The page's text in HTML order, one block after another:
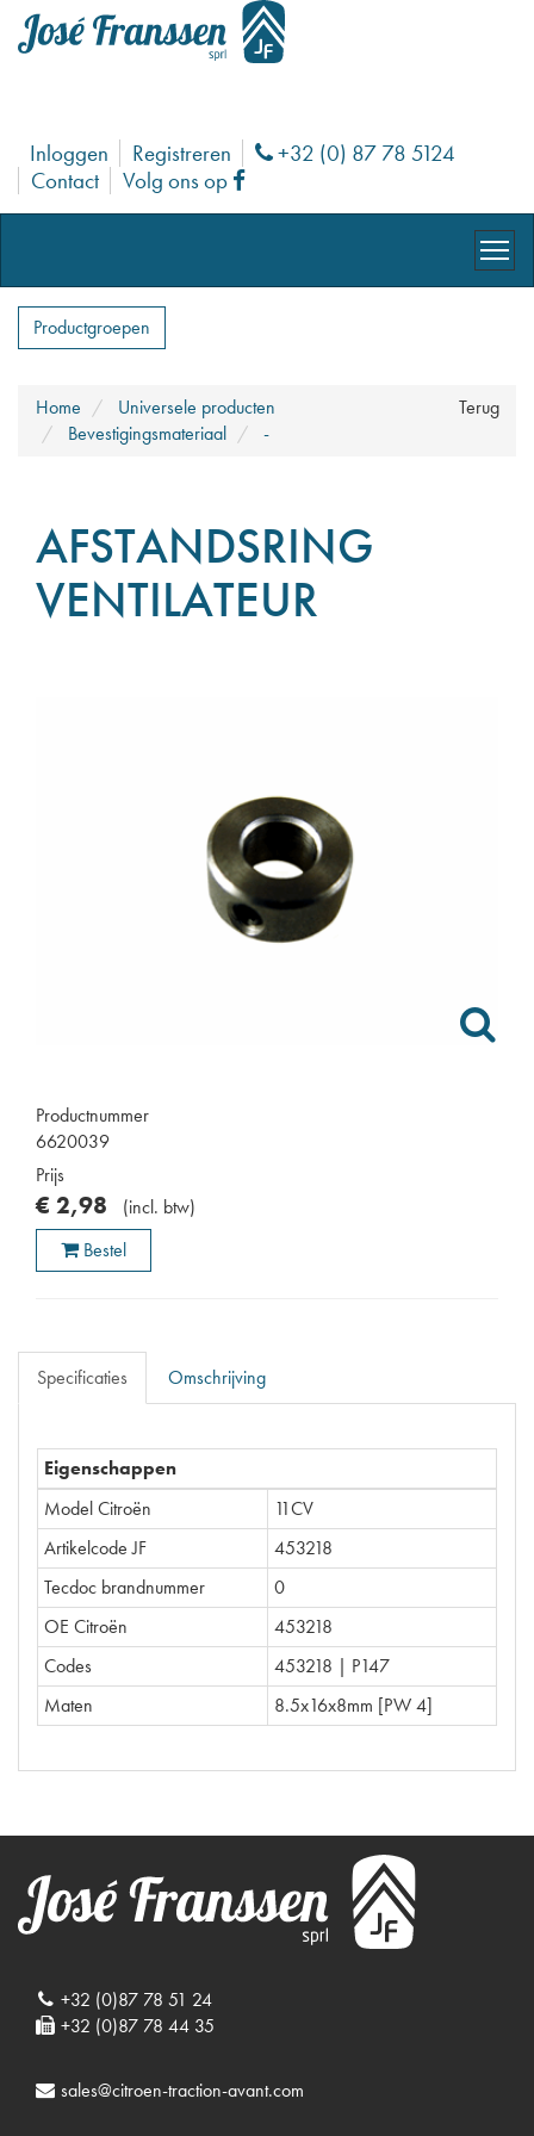
Inloggen Registreren Phone
+32 (0) 87 78 5124
Contact
Volg ons op Facebook
Productgroepen
Terug
Home
Universele producten
Bevestigingsmateriaal
-
AFSTANDSRING
VENTILATEUR
Productnummer
6620039
Prijs
€ 2,98 (incl. btw)
Bestel
Specificaties Omschrijving
Eigenschappen
Model Citroën
11CV
Artikelcode JF
453218
Tecdoc brandnummer
0
OE Citroën
453218
Codes
453218 | P147
Maten
8.5x16x8mm [PW 4]
+32 (0)87 78 51 24
+32 (0)87 78 44 35
sales@citroen-traction-avant.com